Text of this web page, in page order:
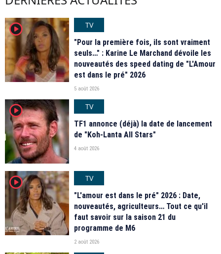
player2
TV
"Pour la première fois, ils sont vraiment
seuls…" : Karine Le Marchand dévoile les
nouveautés des speed dating de "L'Amour
est dans le pré" 2026
5 août 2026
player2
TV
TF1 annonce (déjà) la date de lancement
de "Koh-Lanta All Stars"
4 août 2026
player2
TV
"L'amour est dans le pré" 2026 : Date,
nouveautés, agriculteurs… Tout ce qu'il
faut savoir sur la saison 21 du
programme de M6
2 août 2026